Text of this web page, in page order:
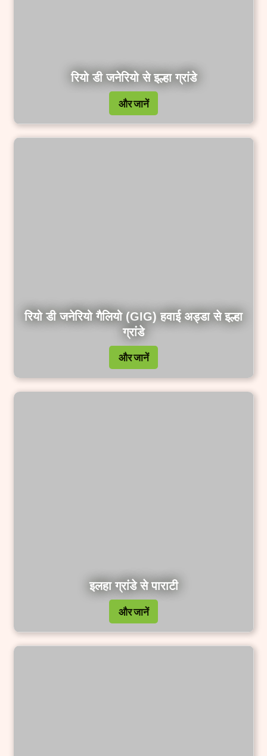
रियो डी जनेरियो से इल्हा ग्रांडे
और जानें
रियो डी जनेरियो गैलियो (GIG) हवाई अड्डा से इल्हा
ग्रांडे
और जानें
इलहा ग्रांडे से पाराटी
और जानें